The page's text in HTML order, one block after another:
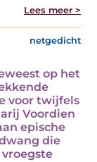
Lees meer >
netgedicht
op het
voor twijfels
Voordien
epische
die